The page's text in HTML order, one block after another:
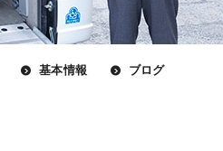
基本情報 ブログ